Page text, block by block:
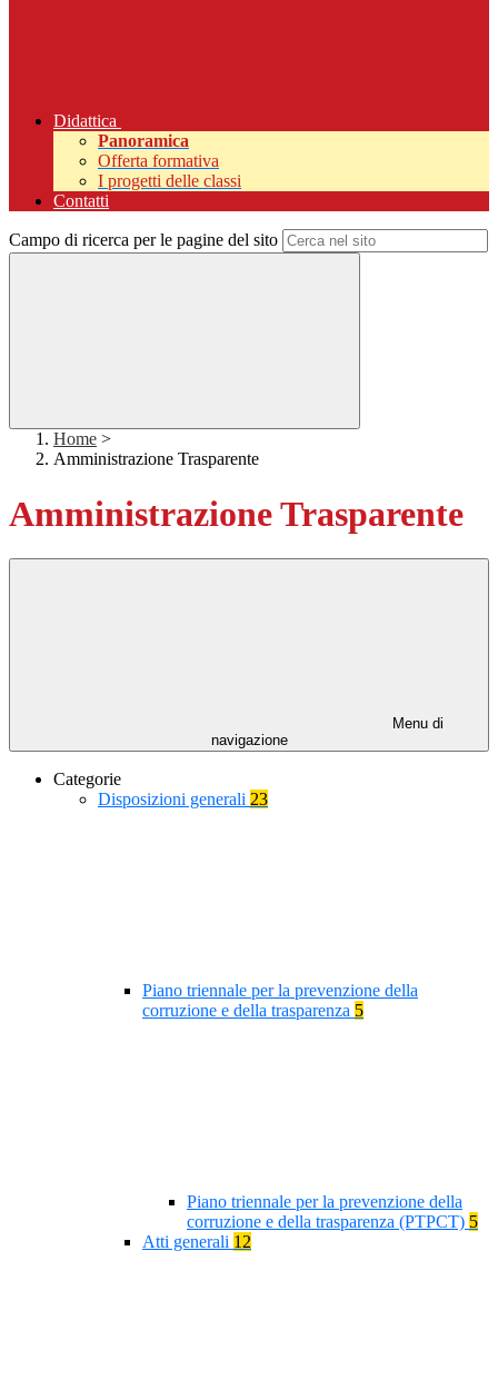
Didattica
Panoramica
Offerta formativa
I progetti delle classi
Contatti
Campo di ricerca per le pagine del sito
Home >
Amministrazione Trasparente
Amministrazione Trasparente
Menu di
navigazione
Categorie
Disposizioni generali 23
Piano triennale per la prevenzione della
corruzione e della trasparenza 5
Piano triennale per la prevenzione della
corruzione e della trasparenza (PTPCT) 5
Atti generali 12